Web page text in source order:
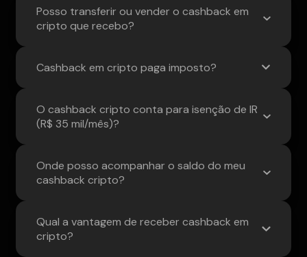
Posso transferir ou vender o cashback em
cripto que recebo?
Cashback em cripto paga imposto?
O cashback cripto conta para isenção de IR
(R$ 35 mil/mês)?
Onde posso acompanhar o saldo do meu
cashback cripto?
Qual a vantagem de receber cashback em
cripto?